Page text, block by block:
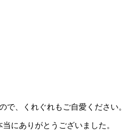
、くれぐれもご自愛ください。
にありがとうございました。